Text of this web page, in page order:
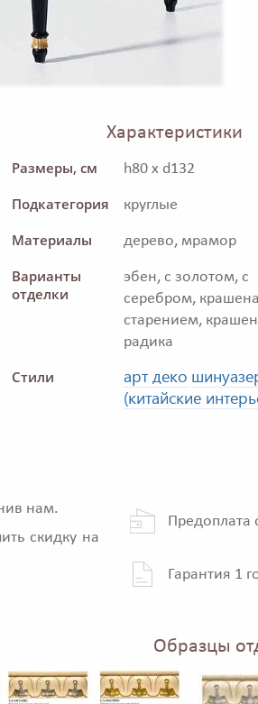
Характеристики
Размеры, см h80 x d132
Подкатегория круглые
Материалы дерево, мрамор
Варианты
отделки
эбен, с золотом, с
серебром,
старением,
радика
Стили арт деко
(китайские
нам.
скидку на
Предоплата
Гарантия 1
Образцы